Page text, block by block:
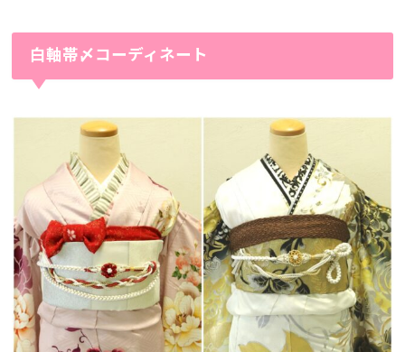
白軸帯〆コーディネート